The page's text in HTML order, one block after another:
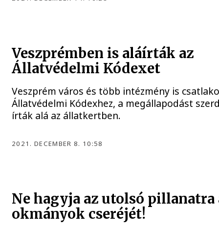
Veszprémben is aláírták az
Állatvédelmi Kódexet
Veszprém város és több intézmény is
Állatvédelmi Kódexhez, a megállapodást
írták alá az állatkertben.
2021. DECEMBER 8. 10:58
Ne hagyja az utolsó
okmányok cseréjét!